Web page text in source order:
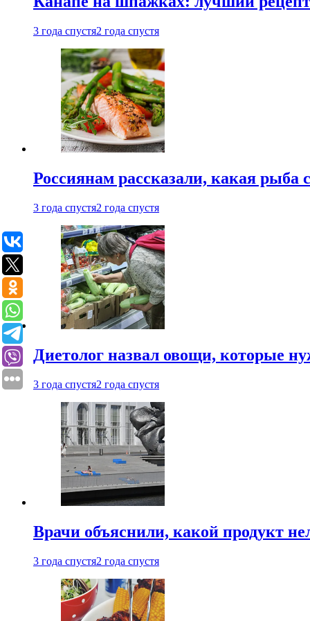
3 года спустя2 года спустя
Россиянам рассказали, какая рыба
3 года спустя2 года спустя
Диетолог назвал овощи, которые
3 года спустя2 года спустя
Врачи объяснили, какой продукт
3 года спустя2 года спустя